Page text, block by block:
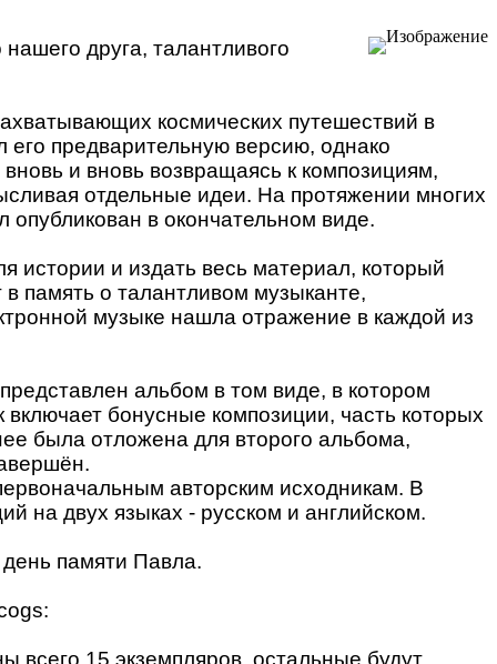
друга, талантливого
космических путешествий в
его предварительную версию, однако
и вновь возвращаясь к композициям,
отдельные идеи. На протяжении многих
в окончательном виде.
истории и издать весь материал, который
память о талантливом музыканте,
музыке нашла отражение в каждой из
альбом в том виде, в котором
бонусные композиции, часть которых
была отложена для второго альбома,
авторским исходникам. В
на двух языках - русском и английском.
памяти Павла.
всего 15 экземпляров, остальные будут